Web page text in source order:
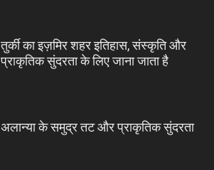
तुर्की का इज़मिर शहर इतिहास, संस्कृति और
प्राकृतिक सुंदरता के लिए जाना जाता है
अलान्या के समुद्र तट और प्राकृतिक सुंदरता